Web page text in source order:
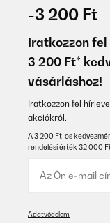
-3 200 Ft
Iratkozzon
3 200 Ft*
vásárláshoz!
Iratkozzon fel
akciókról.
A 3 200 Ft-os
rendelési érték 32 000
Adatvédelem